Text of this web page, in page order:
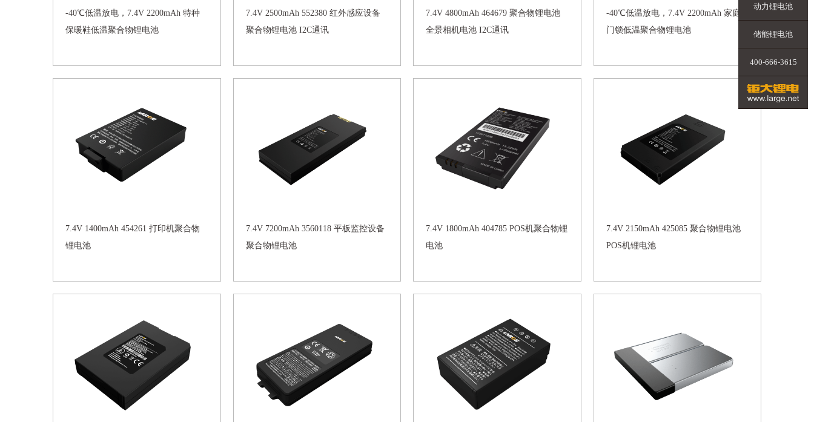
-40℃低温放电，7.4V 2200mAh 特种
保暖鞋低温聚合物锂电池
7.4V 2500mAh 552380 红外感应设备
聚合物锂电池 I2C通讯
7.4V 4800mAh 464679 聚合物锂电池
全景相机电池 I2C通讯
-40℃低温放电，7.4V 2200mAh 家庭
门锁低温聚合物锂电池
7.4V 1400mAh 454261 打印机聚合物
锂电池
7.4V 7200mAh 3560118 平板监控设备
聚合物锂电池
7.4V 1800mAh 404785 POS机聚合物锂
电池
7.4V 2150mAh 425085 聚合物锂电池
POS机锂电池
动力锂电池
储能锂电池
400-666-3615